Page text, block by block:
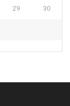
29 30